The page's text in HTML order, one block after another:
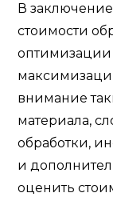
В
стоимости
оптимизации
внимание
материала,
обработки,
и
оценить